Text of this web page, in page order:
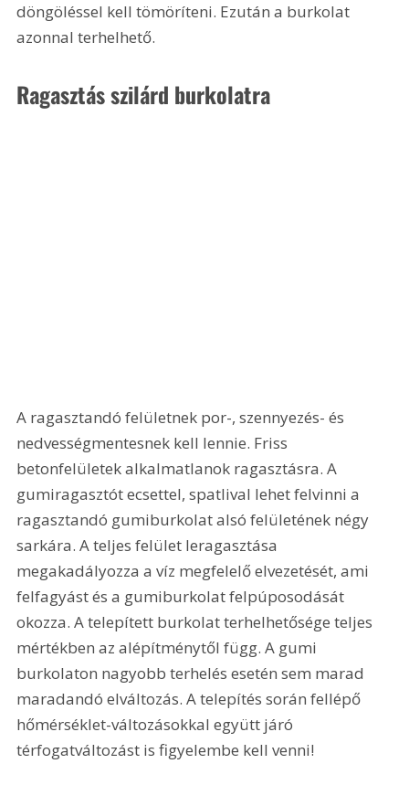
döngöléssel kell tömöríteni. Ezután a burkolat
azonnal terhelhető.
Ragasztás szilárd burkolatra
A ragasztandó felületnek por-, szennyezés- és
nedvességmentesnek kell lennie. Friss
betonfelületek alkalmatlanok ragasztásra. A
gumiragasztót ecsettel, spatlival lehet felvinni a
ragasztandó gumiburkolat alsó felületének négy
sarkára. A teljes felület leragasztása
megakadályozza a víz megfelelő elvezetését, ami
felfagyást és a gumiburkolat felpúposodását
okozza. A telepített burkolat terhelhetősége teljes
mértékben az alépítménytől függ. A gumi
burkolaton nagyobb terhelés esetén sem marad
maradandó elváltozás. A telepítés során fellépő
hőmérséklet-változásokkal együtt járó
térfogatváltozást is figyelembe kell venni!